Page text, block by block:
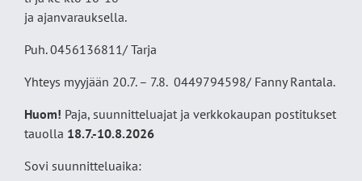
ja ajanvarauksella.
Puh. 0456136811/ Tarja
Yhteys myyjään 20.7. – 7.8. 0449794598/ Fanny Rantala.
Huom! Paja, suunnitteluajat ja verkkokaupan postitukset
tauolla 18.7.-10.8.2026
Sovi suunnitteluaika: